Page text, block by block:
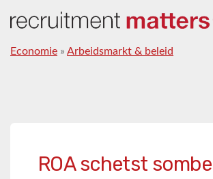
Economie » Arbeidsmarkt & beleid
ROA schetst